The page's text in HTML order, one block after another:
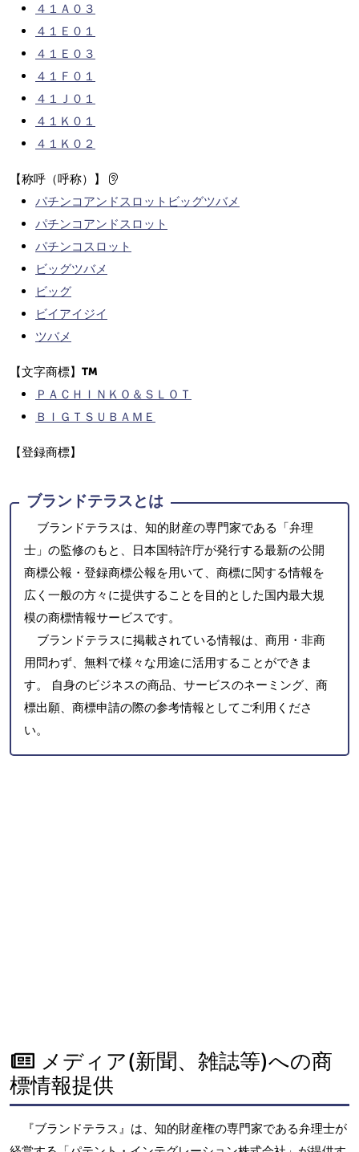
４１Ａ０３
４１Ｅ０１
４１Ｅ０３
４１Ｆ０１
４１Ｊ０１
４１Ｋ０１
４１Ｋ０２
【称呼（呼称）】
パチンコアンドスロットビッグツバメ
パチンコアンドスロット
パチンコスロット
ビッグツバメ
ビッグ
ビイアイジイ
ツバメ
【文字商標】
ＰＡＣＨＩＮＫＯ＆ＳＬＯＴ
ＢＩＧＴＳＵＢＡＭＥ
【登録商標】
ブランドテラスとは
ブランドテラスは、知的財産の専門家である「弁理
士」の監修のもと、日本国特許庁が発行する最新の公開
商標公報・登録商標公報を用いて、商標に関する情報を
広く一般の方々に提供することを目的とした国内最大規
模の商標情報サービスです。
ブランドテラスに掲載されている情報は、商用・非商
用問わず、無料で様々な用途に活用することができま
す。 自身のビジネスの商品、サービスのネーミング、商
標出願、商標申請の際の参考情報としてご利用くださ
い。
メディア(新聞、雑誌等)への商
標情報提供
『ブランドテラス』は、知的財産権の専門家である弁理士が